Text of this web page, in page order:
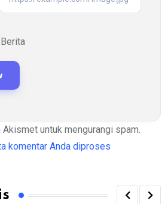
untuk mengurangi spam.
komentar Anda diproses